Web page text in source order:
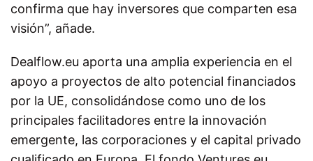
confirma que hay inversores que comparten esa
visión”, añade.
Dealflow.eu aporta una amplia experiencia en el
apoyo a proyectos de alto potencial financiados
por la UE, consolidándose como uno de los
principales facilitadores entre la innovación
emergente, las corporaciones y el capital privado